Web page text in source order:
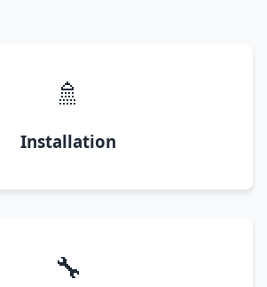
🚿
Installation
🔧